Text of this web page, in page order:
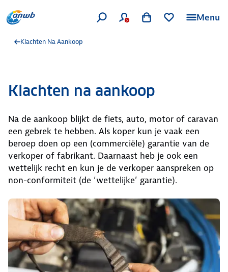
Menu
Klachten Na Aankoop
Klachten na aankoop
Na de aankoop blijkt de fiets, auto, motor of caravan
een gebrek te hebben. Als koper kun je vaak een
beroep doen op een (commerciële) garantie van de
verkoper of fabrikant. Daarnaast heb je ook een
wettelijk recht en kun je de verkoper aanspreken op
non-conformiteit (de ‘wettelijke’ garantie).